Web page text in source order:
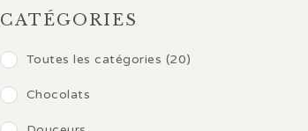
CATÉGORIES
Toutes les catégories (20)
Chocolats